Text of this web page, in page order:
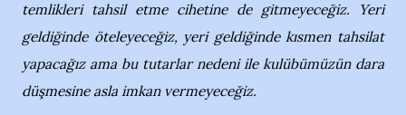
temlikleri tahsil etme cihetine de gitmeyeceğiz. Yeri
geldiğinde öteleyeceğiz, yeri geldiğinde kısmen tahsilat
yapacağız ama bu tutarlar nedeni ile kulübümüzün dara
düşmesine asla imkan vermeyeceğiz.